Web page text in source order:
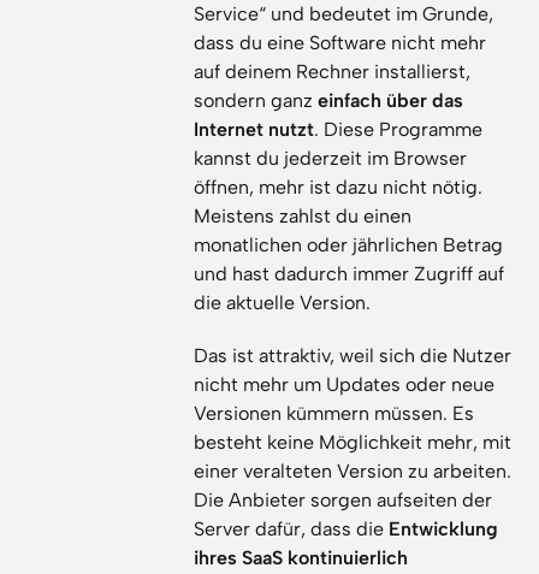
Service“ und bedeutet im Grunde,
dass du eine Software nicht mehr
auf deinem Rechner installierst,
sondern ganzeinfach über das
Internet nutzt. Diese Programme
kannst du jederzeit im Browser
öffnen, mehr ist dazu nicht nötig.
Meistens zahlst du einen
monatlichen oder jährlichen Betrag
und hast dadurch immer Zugriff auf
die aktuelle Version.
Das ist attraktiv, weil sich die Nutzer
nicht mehr um Updates oder neue
Versionen kümmern müssen. Es
besteht keine Möglichkeit mehr, mit
einer veralteten Version zu arbeiten.
Die Anbieter sorgen aufseiten der
Server dafür, dass die Entwicklung
ihres SaaS kontinuierlich